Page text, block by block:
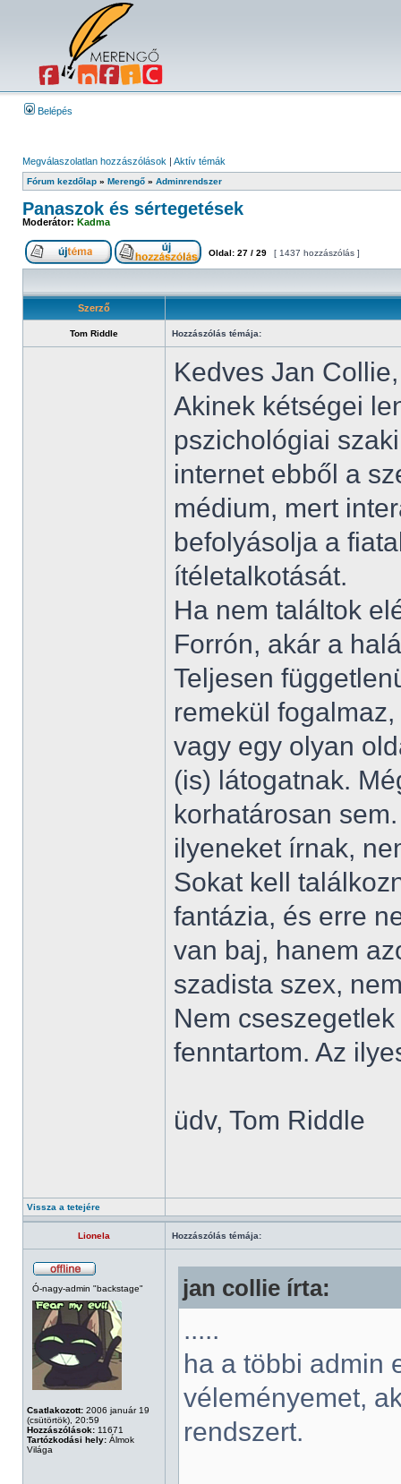
Belépés
Megválaszolatlan hozzászólások | Aktív témák
Fórum kezdőlap » Merengő » Adminrendszer
Panaszok és sértegetések
Moderátor: Kadma
Oldal: 27 / 29 [ 1437 hozzászólás ]
Szerző
Tom Riddle Hozzászólás témája:
Kedves Jan
Akinek kétségei
pszichológiai
internet ebből a
médium, mert
befolyásolja a
ítéletalkotását.
Ha nem találtok
Forrón, akár a
Teljesen
remekül
vagy egy olyan
(is) látogatnak.
korhatárosan
ilyeneket írnak,
Sokat kell
fantázia, és erre
van baj, hanem
szadista szex,
Nem
fenntartom. Az
üdv, Tom Riddle
Vissza a tetejére
Lionela Hozzászólás témája:
Ó-nagy-admin "backstage"
Csatlakozott: 2006 január 19
(csütörtök), 20:59
Hozzászólások: 11671
Tartózkodási hely: Álmok
Világa
jan collie írta:
.....
ha a többi admin
véleményemet,
rendszert.